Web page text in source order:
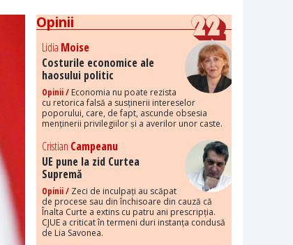
Opinii
Lidia Moise
Costurile economice ale
haosului politic
Opinii /Economia nu poate rezista
cu retorica falsă a susținerii intereselor
poporului, care, de fapt, ascunde obsesia
menținerii privilegiilor și a averilor unor caste.
Cristian Campeanu
UE pune la zid Curtea
Supremă
Opinii /Zeci de inculpați au scăpat
de procese sau din închisoare din cauză că
Înalta Curte a extins cu patru ani prescripția.
CJUE a criticat în termeni duri instanța condusă
de Lia Savonea.